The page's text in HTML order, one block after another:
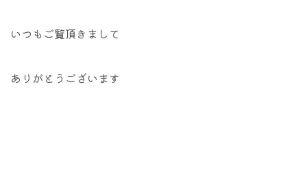
いつもご覧頂きまして
ありがとうございます